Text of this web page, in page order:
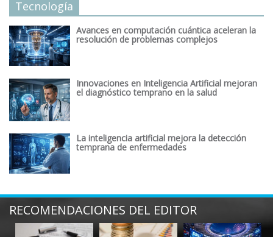
Tecnología
Avances en computación cuántica aceleran la
resolución de problemas complejos
Innovaciones en Inteligencia Artificial mejoran
el diagnóstico temprano en la salud
La inteligencia artificial mejora la detección
temprana de enfermedades
RECOMENDACIONES DEL EDITOR